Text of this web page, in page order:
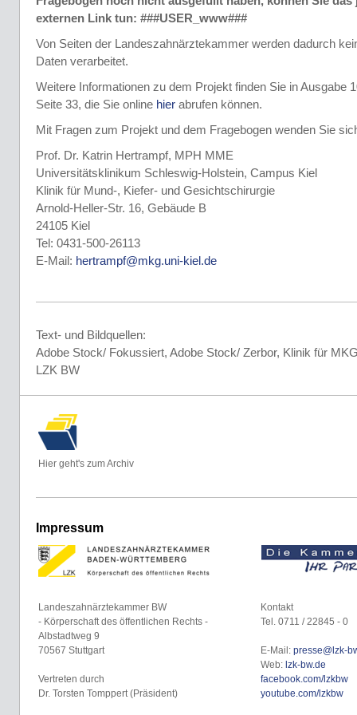
externen Link tun: ###USER_www###
Von Seiten der Landeszahnärztekammer werden dadurch
Daten verarbeitet.
Weitere Informationen zu dem Projekt finden Sie in Ausgabe
Seite 33, die Sie online hier abrufen können.
Mit Fragen zum Projekt und dem Fragebogen wenden Sie
Prof. Dr. Katrin Hertrampf, MPH MME
Universitätsklinikum Schleswig-Holstein, Campus Kiel
Klinik für Mund-, Kiefer- und Gesichtschirurgie
Arnold-Heller-Str. 16, Gebäude B
24105 Kiel
Tel: 0431-500-26113
E-Mail: hertrampf@mkg.uni-kiel.de
Text- und Bildquellen:
Adobe Stock/ Fokussiert, Adobe Stock/ Zerbor, Klinik für
LZK BW
Hier geht's zum Archiv
Impressum
Landeszahnärztekammer BW
- Körperschaft des öffentlichen Rechts -
Albstadtweg 9
70567 Stuttgart
Vertreten durch
Dr. Torsten Tomppert (Präsident)
Kontakt
Tel. 0711 / 22845 - 0
E-Mail: presse@lzk-
Web: lzk-bw.de
facebook.com/lzkbw
youtube.com/lzkbw